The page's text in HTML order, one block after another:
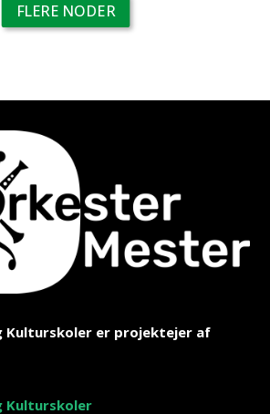
FLERE NODER
Kulturskoler er projektejer af
Kulturskoler